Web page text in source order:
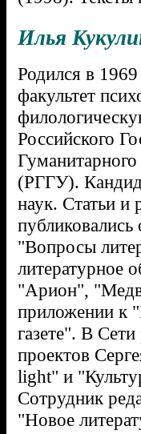
Илья
Родился в
факультет
Российского
(РГГУ).
наук. Статьи и
"Вопросы
литературное
"Арион",
приложении к
газете". В Сети
проектов
light" и
Сотрудник
"Новое